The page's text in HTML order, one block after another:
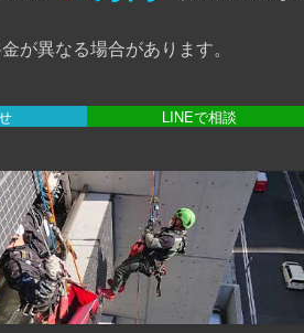
が異なる場合があります。
LINEで相談